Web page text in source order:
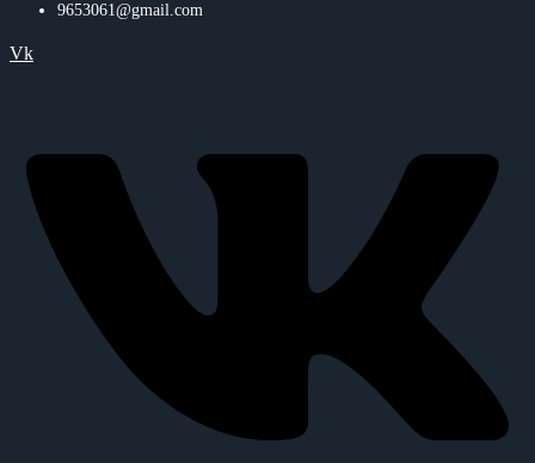
9653061@gmail.com
Vk